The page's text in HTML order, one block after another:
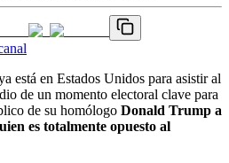
está en Estados Unidos para asistir al
de un momento electoral clave para
de su homólogo Donald Trump a
es totalmente opuesto al